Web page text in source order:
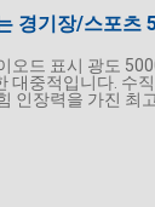
경기장/스포
오드 표시 광도
대중적입니다. 수
인장력을 가진 최